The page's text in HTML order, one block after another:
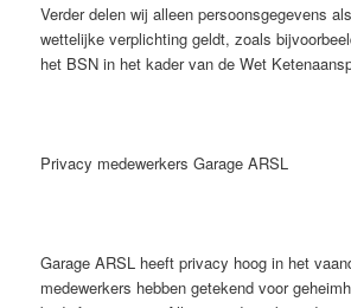
Verder delen wij alleen persoonsgegevens
wettelijke verplichting geldt, zoals
het BSN in het kader van de Wet
Privacy medewerkers Garage ARSL
Garage ARSL heeft privacy hoog in het
medewerkers hebben getekend voor